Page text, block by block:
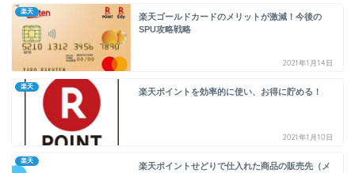
楽天
楽天ゴールドカードのメリットが激減！今後の
SPU攻略戦略
2021年1月14日
楽天
楽天ポイントを効率的に使い、お得に貯める！
2021年1月10日
楽天
楽天ポイントせどりで仕入れた商品の販売先（メ